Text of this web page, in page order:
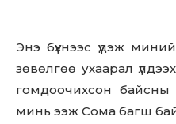
Энэ бүхнээс үүдэж
зөвөлгөө ухаарал
гомдоочихсон байсны
минь ээж Сома багш